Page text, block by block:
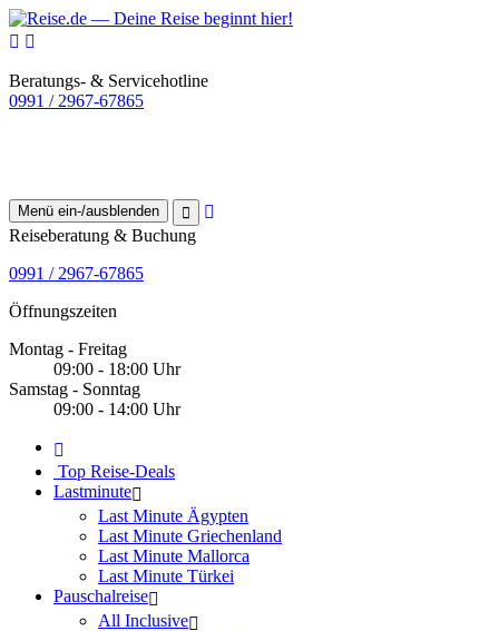
Beratungs- & Servicehotline
0991 / 2967-67865
Menü ein-/ausblenden
Reiseberatung & Buchung
0991 / 2967-67865
Öffnungszeiten
Montag - Freitag
09:00 - 18:00 Uhr
Samstag - Sonntag
09:00 - 14:00 Uhr
Top Reise-Deals
Lastminute
Last Minute Ägypten
Last Minute Griechenland
Last Minute Mallorca
Last Minute Türkei
Pauschalreise
All Inclusive